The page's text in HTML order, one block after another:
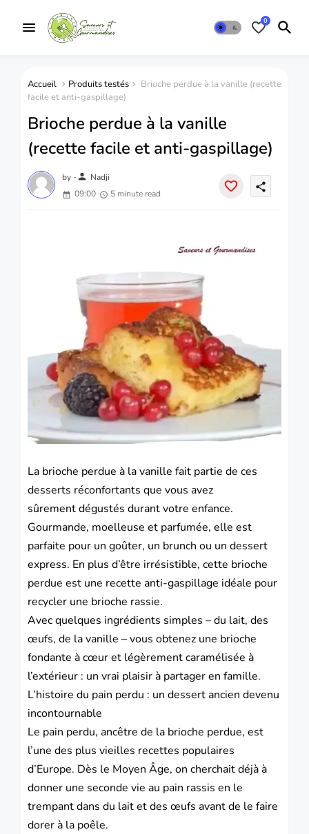
0
Accueil Produits testés
Brioche perdue à la vanille (recette
facile et anti-gaspillage)
Brioche perdue à la vanille
(recette facile et anti-gaspillage)
by -person Nadji
09:00
5 minute read
share
La brioche perdue à la vanille fait partie de ces
desserts réconfortants que vous avez
sûrement dégustés durant votre enfance.
Gourmande, moelleuse et parfumée, elle est
parfaite pour un goûter, un brunch ou un dessert
express. En plus d’être irrésistible, cette brioche
perdue est une recette anti-gaspillage idéale pour
recycler une brioche rassie.
Avec quelques ingrédients simples – du lait, des
œufs, de la vanille – vous obtenez une brioche
fondante à cœur et légèrement caramélisée à
l’extérieur : un vrai plaisir à partager en famille.
L’histoire du pain perdu : un dessert ancien devenu
incontournable
Le pain perdu, ancêtre de la brioche perdue, est
l’une des plus vieilles recettes populaires
d’Europe. Dès le Moyen Âge, on cherchait déjà à
donner une seconde vie au pain rassis en le
trempant dans du lait et des œufs avant de le faire
dorer à la poêle.